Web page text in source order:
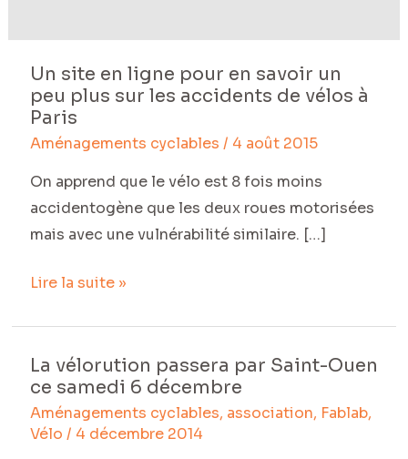
Un site en ligne pour en savoir un
peu plus sur les accidents de vélos à
Paris
Aménagements cyclables / 4 août 2015
On apprend que le vélo est 8 fois moins
accidentogène que les deux roues motorisées
mais avec une vulnérabilité similaire. […]
Un
site
en
ligne
pour
en
savoir
peu
les
accidents
de
vélos
Lire la suite »
La vélorution passera par Saint-Ouen
ce samedi 6 décembre
Aménagements cyclables, association, Fablab,
Vélo / 4 décembre 2014
La
vélorution
passera
par